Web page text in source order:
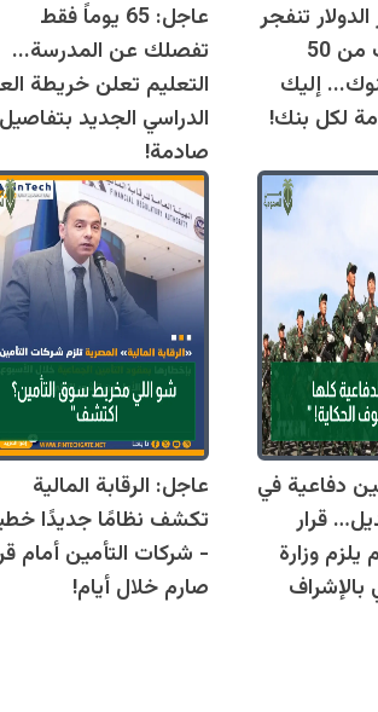
تنفجر
اليوم وتقترب من 50
إليك
لكل بنك!
عاجل: 65 يوماً فقط
تفصلك عن المدرسة...
التعليم تعلن خريطة
الدراسي الجديد بتفاصيل
صادمة!
قوانين دفاعية في
قرار
وزارة
بالإشراف
عاجل: الرقابة المالية
تكشف نظامًا جديدًا
- شركات التأمين أمام
صارم خلال أيام!